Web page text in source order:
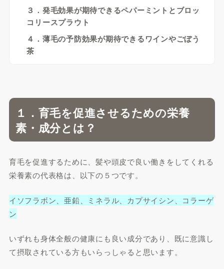
３．発毛効果が期待できるペパーミントとブロッ
コリースプラウト
４．薄毛の予防効果が期待できるワインやごぼう
茶
１．育毛を促進させるための栄養
素・成分とは？
育毛を促進するために、髪や頭皮で良い働きをしてくれる
栄養素の代表格は、以下の５つです。
イソフラボン、亜鉛、ミネラル、カプサイシン、コラーゲ
ン
いずれも身体全般の健康にも良い成分であり、既に意識し
て摂取されている方もいらっしゃると思います。